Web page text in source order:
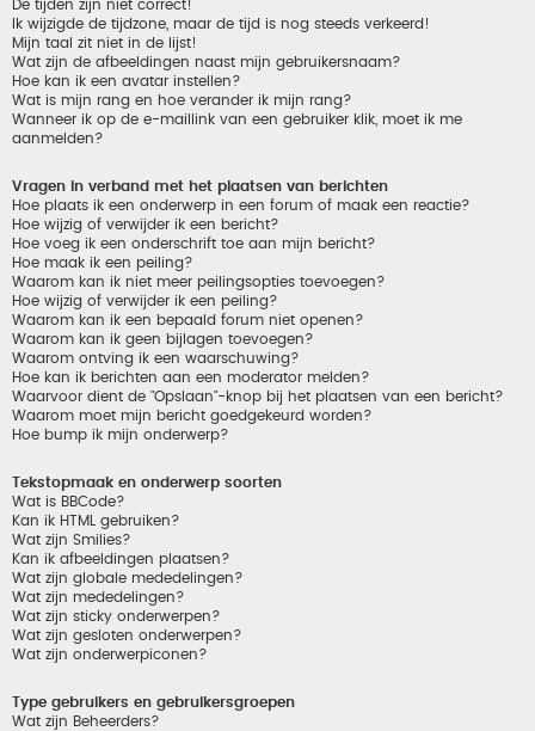
De tijden zijn niet correct!
Ik wijzigde de tijdzone, maar de tijd is nog steeds verkeerd!
Mijn taal zit niet in de lijst!
Wat zijn de afbeeldingen naast mijn gebruikersnaam?
Hoe kan ik een avatar instellen?
Wat is mijn rang en hoe verander ik mijn rang?
Wanneer ik op de e-maillink van een gebruiker klik, moet ik me
aanmelden?
Vragen in verband met het plaatsen van berichten
Hoe plaats ik een onderwerp in een forum of maak een reactie?
Hoe wijzig of verwijder ik een bericht?
Hoe voeg ik een onderschrift toe aan mijn bericht?
Hoe maak ik een peiling?
Waarom kan ik niet meer peilingsopties toevoegen?
Hoe wijzig of verwijder ik een peiling?
Waarom kan ik een bepaald forum niet openen?
Waarom kan ik geen bijlagen toevoegen?
Waarom ontving ik een waarschuwing?
Hoe kan ik berichten aan een moderator melden?
Waarvoor dient de "Opslaan"-knop bij het plaatsen van een bericht?
Waarom moet mijn bericht goedgekeurd worden?
Hoe bump ik mijn onderwerp?
Tekstopmaak en onderwerp soorten
Wat is BBCode?
Kan ik HTML gebruiken?
Wat zijn Smilies?
Kan ik afbeeldingen plaatsen?
Wat zijn globale mededelingen?
Wat zijn mededelingen?
Wat zijn sticky onderwerpen?
Wat zijn gesloten onderwerpen?
Wat zijn onderwerpiconen?
Type gebruikers en gebruikersgroepen
Wat zijn Beheerders?